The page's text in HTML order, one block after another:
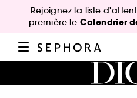
Rejoignez la liste
première le Calendrier